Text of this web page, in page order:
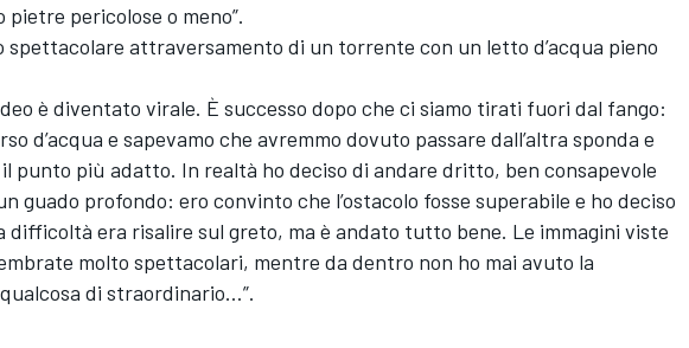
pietre pericolose o meno”.
spettacolare attraversamento di un torrente con un letto d’acqua pieno
è diventato virale. È successo dopo che ci siamo tirati fuori dal fango:
d’acqua e sapevamo che avremmo dovuto passare dall’altra sponda e
punto più adatto. In realtà ho deciso di andare dritto, ben consapevole
guado profondo: ero convinto che l’ostacolo fosse superabile e ho deciso
difficoltà era risalire sul greto, ma è andato tutto bene. Le immagini viste
molto spettacolari, mentre da dentro non ho mai avuto la
di straordinario…”.